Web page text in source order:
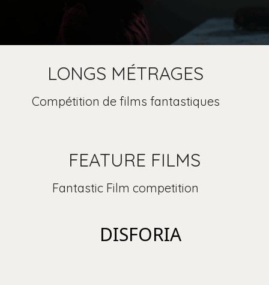
LONGS MÉTRAGES
Compétition de films fantastiques
FEATURE FILMS
Fantastic Film competition
DISFORIA